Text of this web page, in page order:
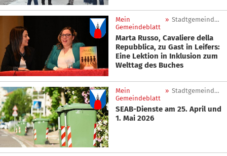
Mein
Gemeindeblatt
» Stadtgemeinde Leifers
Marta Russo, Cavaliere della
Repubblica, zu Gast in Leifers:
Eine Lektion in Inklusion zum
Welttag des Buches
Mein
Gemeindeblatt
» Stadtgemeinde Leifers
SEAB-Dienste am 25. April und
1. Mai 2026